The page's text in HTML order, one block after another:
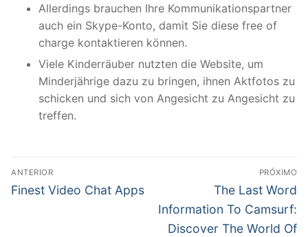
Allerdings brauchen Ihre Kommunikationspartner
auch ein Skype-Konto, damit Sie diese free of
charge kontaktieren können.
Viele Kinderräuber nutzten die Website, um
Minderjährige dazu zu bringen, ihnen Aktfotos zu
schicken und sich von Angesicht zu Angesicht zu
treffen.
Navegação
de
ANTERIOR
Post
Finest Video Chat Apps
PRÓXIMO
Próximo
post:
The Last Word
Information To Camsurf:
Discover The World Of